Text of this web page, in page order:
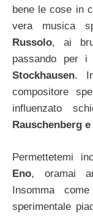
bene le cose in
vera musica
Russolo, ai
passando per
Stockhausen.
compositore
influenzato
Rauschenberg
Permettetemi
Eno, oramai
Insomma
sperimentale